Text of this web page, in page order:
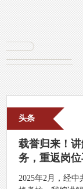
载誉归来！
务，重返岗位
2025年2月，经
头条